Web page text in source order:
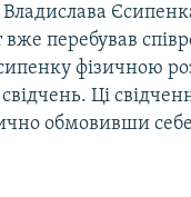
перебував
фізичною
Ці
обмовивши